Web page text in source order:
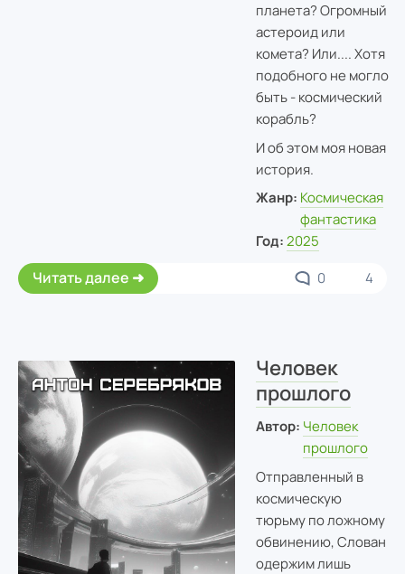
планета? Огромный
астероид или
комета? Или.... Хотя
подобного не могло
быть - космический
корабль?
И об этом моя новая
история.
Жанр: Космическая
фантастика
Год: 2025
Читать далее 0 4
Человек
прошлого
Автор: Человек
прошлого
Отправленный в
космическую
тюрьму по ложному
обвинению, Слован
одержим лишь